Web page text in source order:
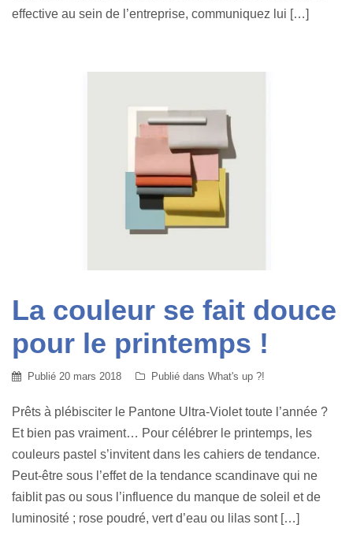
effective au sein de l’entreprise, communiquez lui […]
La couleur se fait douce
pour le printemps !
Publié 20 mars 2018 Publié dans What's up ?!
Prêts à plébisciter le Pantone Ultra-Violet toute l’année ?
Et bien pas vraiment… Pour célébrer le printemps, les
couleurs pastel s’invitent dans les cahiers de tendance.
Peut-être sous l’effet de la tendance scandinave qui ne
faiblit pas ou sous l’influence du manque de soleil et de
luminosité ; rose poudré, vert d’eau ou lilas sont […]